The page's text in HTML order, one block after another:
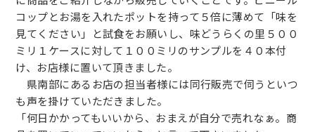
コップとお湯を入れたポットを持って５倍に薄めて「味を
見てください」と試食をお願いし、味どうらくの里５００
ミリ１ケースに対して１００ミリのサンプルを４０本付
け、お店様に置いて頂きました。
県南部にあるお店の担当者様には同行販売で伺うといつ
も声を掛けていただきました。
「何日かかってもいいから、おまえが自分で売れなぁ。商